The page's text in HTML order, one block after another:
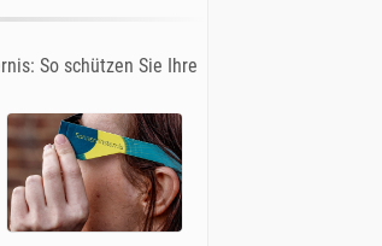
So schützen Sie Ihre